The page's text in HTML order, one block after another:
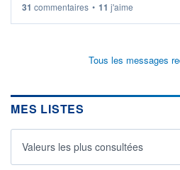
(PH1J 8726) (PH2J 8732) (PH3J
8765).
31 commentaires • 11 j'aime
Tous les messages
MES LISTES
Valeurs les plus consultées